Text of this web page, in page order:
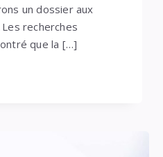
un dossier aux
recherches
que la […]